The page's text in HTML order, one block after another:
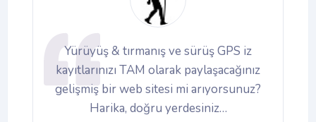
Yürüyüş & tırmanış ve sürüş GPS iz
kayıtlarınızı TAM olarak paylaşacağınız
gelişmiş bir web sitesi mi arıyorsunuz?
Harika, doğru yerdesiniz…